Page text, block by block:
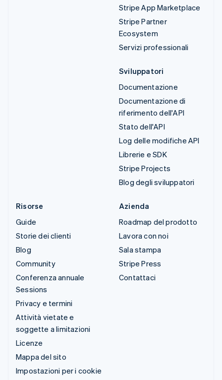
Stripe App Marketplace
Stripe Partner
Ecosystem
Servizi professionali
Sviluppatori
Documentazione
Documentazione di
riferimento dell'API
Stato dell'API
Log delle modifiche API
Librerie e SDK
Stripe Projects
Blog degli sviluppatori
Risorse
Guide
Storie dei clienti
Blog
Community
Conferenza annuale
Sessions
Privacy e termini
Attività vietate e
soggette a limitazioni
Licenze
Mappa del sito
Impostazioni per i cookie
Azienda
Roadmap del prodotto
Lavora con noi
Sala stampa
Stripe Press
Contattaci